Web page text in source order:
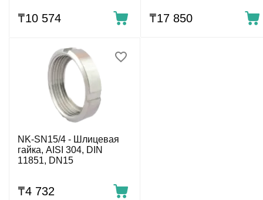
₸10 574 ₸17 850
NK-SN15/4 - Шлицевая
гайка, AISI 304, DIN
11851, DN15
₸4 732